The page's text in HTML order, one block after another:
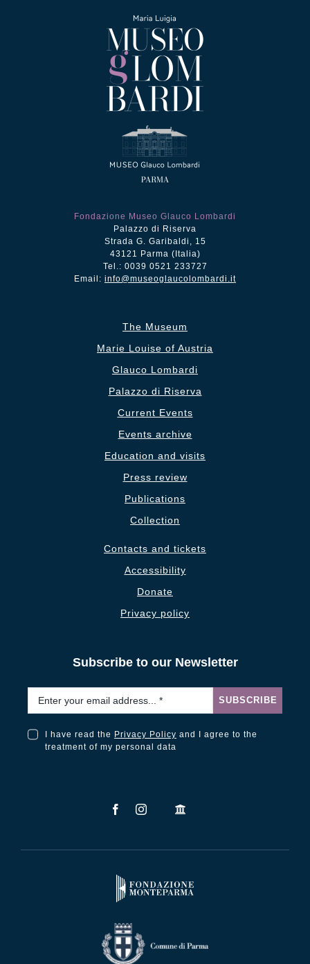
Fondazione Museo Glauco Lombardi
Palazzo di Riserva
Strada G. Garibaldi, 15
43121 Parma (Italia)
Tel.: 0039 0521 233727
Email: info@museoglaucolombardi.it
The Museum
Marie Louise of Austria
Glauco Lombardi
Palazzo di Riserva
Current Events
Events archive
Education and visits
Press review
Publications
Collection
Contacts and tickets
Accessibility
Donate
Privacy policy
Subscribe to our Newsletter
SUBSCRIBE
I have read the Privacy Policy and I agree to the
treatment of my personal data